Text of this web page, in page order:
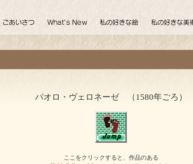
パオロ・ヴェロネーゼ （1580年ごろ）
ここをクリックすると、作品のある